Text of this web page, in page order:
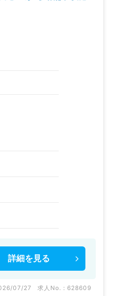
詳細を 見る
07/27 求人No. : 628609